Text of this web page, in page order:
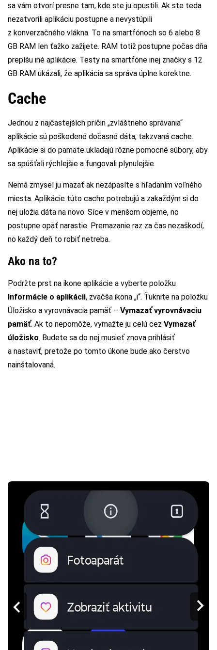
sa vám otvorí presne tam, kde ste ju opustili. Ak ste teda
nezatvorili aplikáciu postupne a nevystúpili
z konverzačného vlákna. To na smartfónoch so 6 alebo 8
GB RAM len ťažko zažijete. RAM totiž postupne počas dňa
prepíšu iné aplikácie. Testy na smartfóne inej značky s 12
GB RAM ukázali, že aplikácia sa správa úplne korektne.
Cache
Jednou z najčastejších príčin „zvláštneho správania“
aplikácie sú poškodené dočasné dáta, takzvaná cache.
Aplikácie si do pamäte ukladajú rôzne pomocné súbory, aby
sa spúšťali rýchlejšie a fungovali plynulejšie.
Nemá zmysel ju mazať ak nezápasíte s hľadaním voľného
miesta. Aplikácie túto cache potrebujú a zakaždým si do
nej uložia dáta na novo. Síce v menšom objeme, no
postupne opäť narastie. Premazanie raz za čas nezaškodí,
no každý deň to robiť netreba.
Ako na to?
Podržte prst na ikone aplikácie a vyberte položku
Informácie o aplikácii, zväčša ikona „i“. Ťuknite na položku
Úložisko a vyrovnávacia pamäť – Vymazať vyrovnávaciu
pamäť. Ak to nepomôže, vymažte ju celú cez Vymazať
úložisko. Budete sa do nej musieť znova prihlásiť
a nastaviť, pretože po tomto úkone bude ako čerstvo
nainštalovaná.